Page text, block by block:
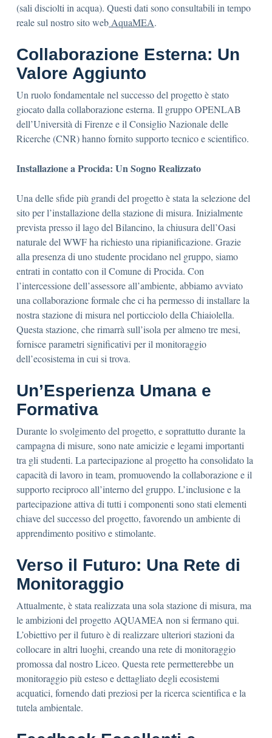
(sali disciolti in acqua). Questi dati sono consultabili in tempo
reale sul nostro sito web AquaMEA.
Collaborazione Esterna: Un
Valore Aggiunto
Un ruolo fondamentale nel successo del progetto è stato
giocato dalla collaborazione esterna. Il gruppo OPENLAB
dell’Università di Firenze e il Consiglio Nazionale delle
Ricerche (CNR) hanno fornito supporto tecnico e scientifico.
Installazione a Procida: Un Sogno Realizzato
Una delle sfide più grandi del progetto è stata la selezione del
sito per l’installazione della stazione di misura. Inizialmente
prevista presso il lago del Bilancino, la chiusura dell’Oasi
naturale del WWF ha richiesto una ripianificazione. Grazie
alla presenza di uno studente procidano nel gruppo, siamo
entrati in contatto con il Comune di Procida. Con
l’intercessione dell’assessore all’ambiente, abbiamo avviato
una collaborazione formale che ci ha permesso di installare la
nostra stazione di misura nel porticciolo della Chiaiolella.
Questa stazione, che rimarrà sull’isola per almeno tre mesi,
fornisce parametri significativi per il monitoraggio
dell’ecosistema in cui si trova.
Un’Esperienza Umana e
Formativa
Durante lo svolgimento del progetto, e soprattutto durante la
campagna di misure, sono nate amicizie e legami importanti
tra gli studenti. La partecipazione al progetto ha consolidato la
capacità di lavoro in team, promuovendo la collaborazione e il
supporto reciproco all’interno del gruppo. L’inclusione e la
partecipazione attiva di tutti i componenti sono stati elementi
chiave del successo del progetto, favorendo un ambiente di
apprendimento positivo e stimolante.
Verso il Futuro: Una Rete di
Monitoraggio
Attualmente, è stata realizzata una sola stazione di misura, ma
le ambizioni del progetto AQUAMEA non si fermano qui.
L’obiettivo per il futuro è di realizzare ulteriori stazioni da
collocare in altri luoghi, creando una rete di monitoraggio
promossa dal nostro Liceo. Questa rete permetterebbe un
monitoraggio più esteso e dettagliato degli ecosistemi
acquatici, fornendo dati preziosi per la ricerca scientifica e la
tutela ambientale.